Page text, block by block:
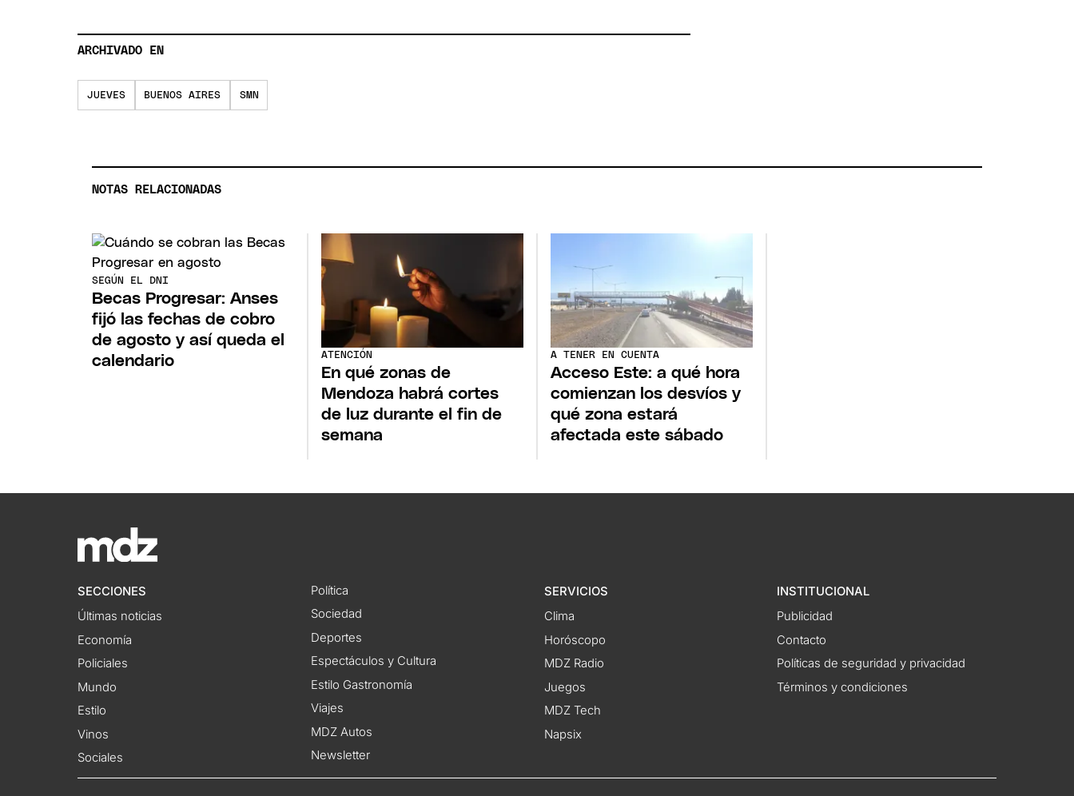
ARCHIVADO EN
JUEVES BUENOS AIRES SMN
NOTAS RELACIONADAS
SEGÚN EL DNI
Becas Progresar: Anses
fijó las fechas de cobro
de agosto y así queda el
calendario
ATENCIÓN
En qué zonas de
Mendoza habrá cortes
de luz durante el fin de
semana
A TENER EN CUENTA
Acceso Este: a qué hora
comienzan los desvíos y
qué zona estará
afectada este sábado
SECCIONES
Últimas noticias
Economía
Policiales
Mundo
Estilo
Vinos
Sociales
Política
Sociedad
Deportes
Espectáculos y Cultura
Estilo Gastronomía
Viajes
MDZ Autos
Newsletter
SERVICIOS
Clima
Horóscopo
MDZ Radio
Juegos
MDZ Tech
Napsix
INSTITUCIONAL
Publicidad
Contacto
Políticas de seguridad y privacidad
Términos y condiciones